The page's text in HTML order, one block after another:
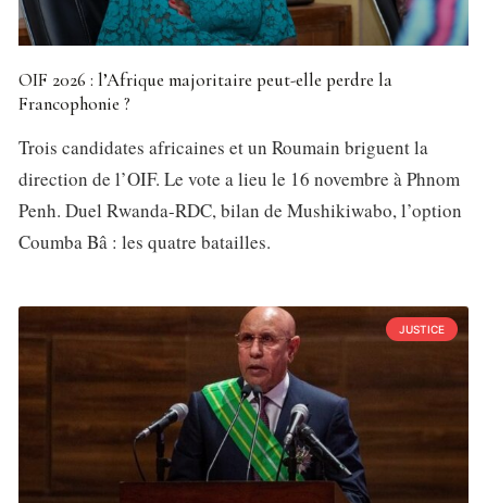
OIF 2026 : l’Afrique majoritaire peut-elle perdre la
Francophonie ?
Trois candidates africaines et un Roumain briguent la
direction de l’OIF. Le vote a lieu le 16 novembre à Phnom
Penh. Duel Rwanda-RDC, bilan de Mushikiwabo, l’option
Coumba Bâ : les quatre batailles.
JUSTICE